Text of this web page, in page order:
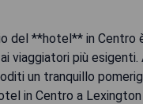
del **hotel** in
viaggiatori più
un tranquillo
in Centro a